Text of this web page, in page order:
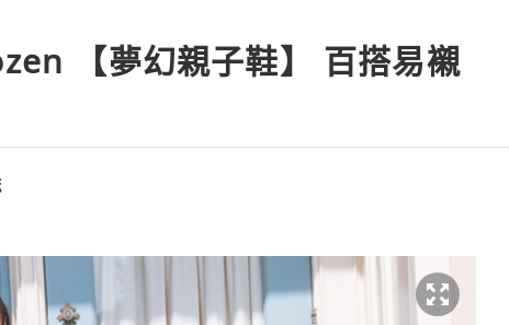
【夢幻親子鞋】 百搭易襯